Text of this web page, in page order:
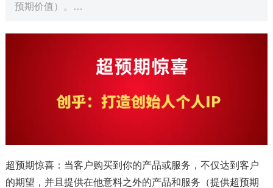
预期价值）。…
超预期惊喜：当客户购买到你的产品或服务，不仅达到客户
的期望，并且提供在他意料之外的产品和服务（提供超预期